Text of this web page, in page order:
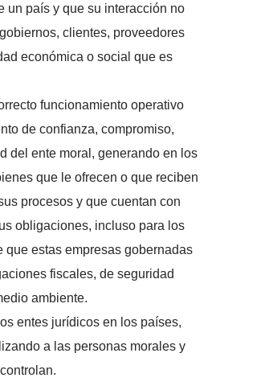
un país y que su interacción no
clientes, proveedores
económica o social que es
funcionamiento operativo
de confianza, compromiso,
del ente moral, generando en los
que le ofrecen o que reciben
procesos y que cuentan con
obligaciones, incluso para los
estas empresas gobernadas
fiscales, de seguridad
ambiente.
entes jurídicos en los países,
a las personas morales y